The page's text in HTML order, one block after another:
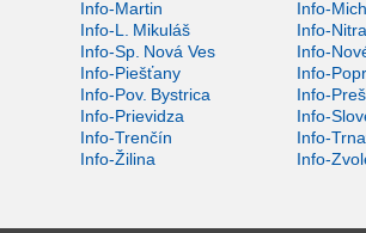
Info-Martin
Info-
Info-L. Mikuláš
Info-
Info-Sp. Nová Ves
Info-
Info-Piešťany
Info-
Info-Pov. Bystrica
Info-
Info-Prievidza
Info-
Info-Trenčín
Info-
Info-Žilina
Info-